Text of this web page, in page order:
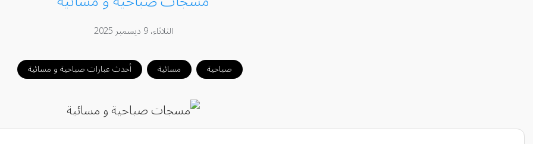
الثلاثاء، 9 ديسمبر 2025
صباحية مسائية أحدث عبارات صباحية و مسائية